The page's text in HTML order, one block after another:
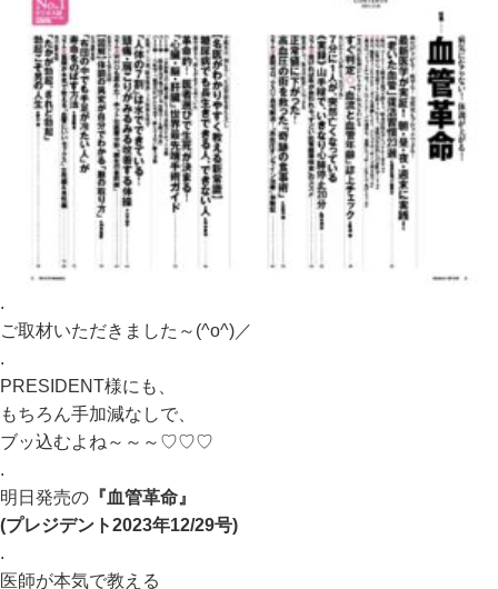
.
ご取材いただきました～(^o^)／
.
PRESIDENT様にも、
もちろん手加減なしで、
ブッ込むよね～～～♡♡♡
.
明日発売の 『血管革命』
(プレジデント2023年12/29号)
.
医師が本気で教える